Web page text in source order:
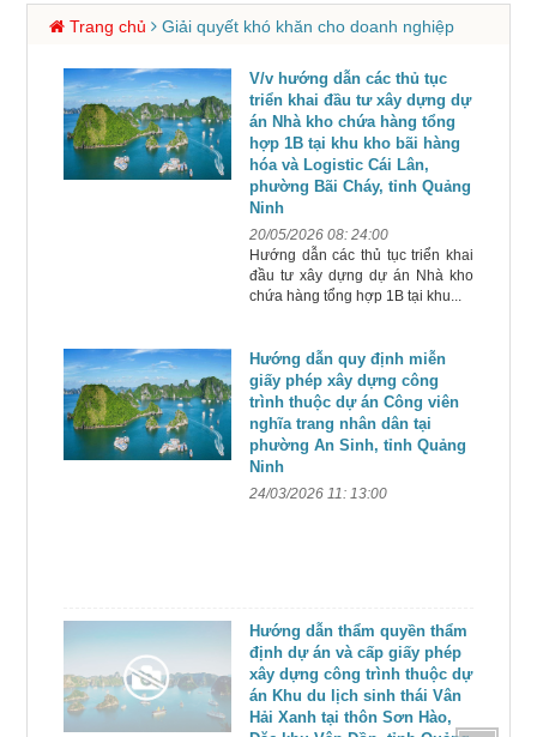
Trang chủ Giải quyết khó khăn cho doanh nghiệp
V/v hướng dẫn các thủ tục
triển khai đầu tư xây dựng dự
án Nhà kho chứa hàng tổng
hợp 1B tại khu kho bãi hàng
hóa và Logistic Cái Lân,
phường Bãi Cháy, tỉnh Quảng
Ninh
20/05/2026 08: 24:00
Hướng dẫn các thủ tục triển khai
đầu tư xây dựng dự án Nhà kho
chứa hàng tổng hợp 1B tại khu...
Hướng dẫn quy định miễn
giấy phép xây dựng công
trình thuộc dự án Công viên
nghĩa trang nhân dân tại
phường An Sinh, tỉnh Quảng
Ninh
24/03/2026 11: 13:00
Hướng dẫn thẩm quyền thẩm
định dự án và cấp giấy phép
xây dựng công trình thuộc dự
án Khu du lịch sinh thái Vân
Hải Xanh tại thôn Sơn Hào,